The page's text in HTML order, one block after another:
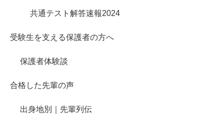
共通テスト解答速報2024
受験生を支える保護者の方へ
保護者体験談
合格した先輩の声
出身地別｜先輩列伝